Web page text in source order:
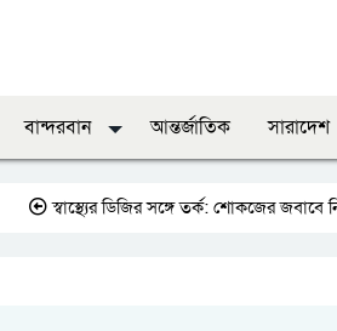
বান্দরবান আন্তর্জাতিক সারাদেশ
ডিজির সঙ্গে তর্ক: শোকজের জবাবে নিঃশর্ত